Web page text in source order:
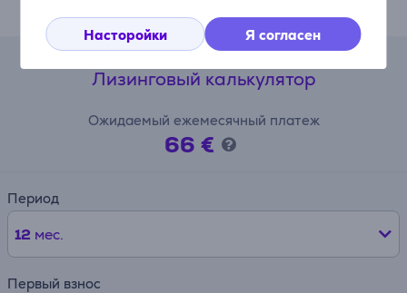
Насторойки Я согласен
Лизинговый калькулятор
Ожидаемый ежемесячный платеж
66 €
Период
12 мес.
Первый взнос